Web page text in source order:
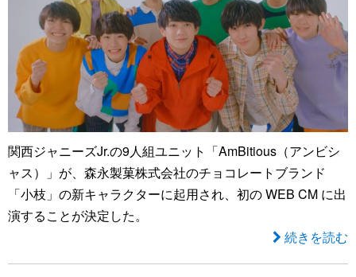
関西ジャニーズJr.の9人組ユニット「AmBitious（アンビシ
ャス）」が、森永製菓株式会社のチョコレートブランド
「小枝」の新キャラクターに起用され、初の WEB CM に出
演することが決定した。
続きを読む